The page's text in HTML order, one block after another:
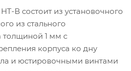
В состоит из установочного
из стального
толщиной 1 мм с
корпуса ко дну
и юстировочными винтами